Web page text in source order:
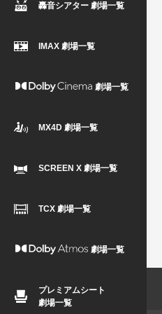
轟音シアター 劇場一覧
IMAX 劇場一覧
劇場一覧
MX4D 劇場一覧
SCREEN X 劇場一覧
TCX 劇場一覧
劇場一覧
プレミアムシート
劇場一覧